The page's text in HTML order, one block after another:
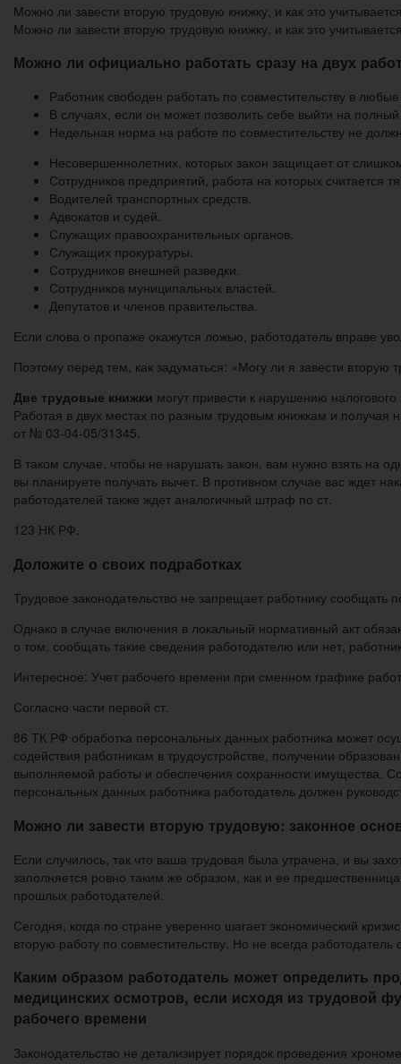
Можно ли завести вторую трудовую книжку, и как это
Можно ли завести вторую трудовую книжку, и как это
Можно ли официально работать сразу на двух
Работник свободен работать по совместительству в
В случаях, если он может позволить себе выйти на
Недельная норма на работе по совместительству не
Несовершеннолетних, которых закон защищает от
Сотрудников предприятий, работа на которых считается
Водителей транспортных средств.
Адвокатов и судей.
Служащих правоохранительных органов.
Служащих прокуратуры.
Сотрудников внешней разведки.
Сотрудников муниципальных властей.
Депутатов и членов правительства.
Если слова о пропаже окажутся ложью, работодатель вправе
Поэтому перед тем, как задуматься: «Могу ли я завести вторую
Две трудовые книжки могут привести к нарушению
Работая в двух местах по разным трудовым книжкам и
от № 03-04-05/31345.
В таком случае, чтобы не нарушать закон, вам нужно взять на
вы планируете получать вычет. В противном случае вас ждет
работодателей также ждет аналогичный штраф по ст.
123 НК РФ.
Доложите о своих подработках
Трудовое законодательство не запрещает работнику
Однако в случае включения в локальный нормативный акт
о том, сообщать такие сведения работодателю или нет,
Интересное: Учет рабочего времени при сменном графике
Согласно части первой ст.
86 ТК РФ обработка персональных данных работника может
содействия работникам в трудоустройстве, получении
выполняемой работы и обеспечения сохранности имущества.
персональных данных работника работодатель должен
Можно ли завести вторую трудовую: законное
Если случилось, так что ваша трудовая была утрачена, и вы
заполняется ровно таким же образом, как и ее
прошлых работодателей.
Сегодня, когда по стране уверенно шагает экономический
вторую работу по совместительству. Но не всегда
Каким образом работодатель может определить
медицинских осмотров, если исходя из трудовой
рабочего времени
Законодательство не детализирует порядок проведения